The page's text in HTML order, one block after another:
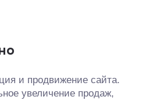
и продвижение сайта.
увеличение продаж,